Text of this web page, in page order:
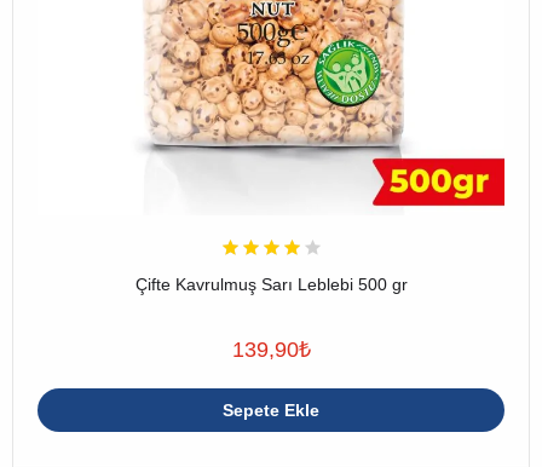
Çifte Kavrulmuş Sarı Leblebi 500 gr
139,90₺
Sepete Ekle